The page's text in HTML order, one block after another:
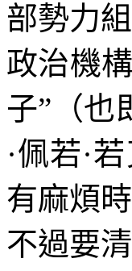
部勢力
政治機
子”（也
·佩若·
有麻煩
不過要